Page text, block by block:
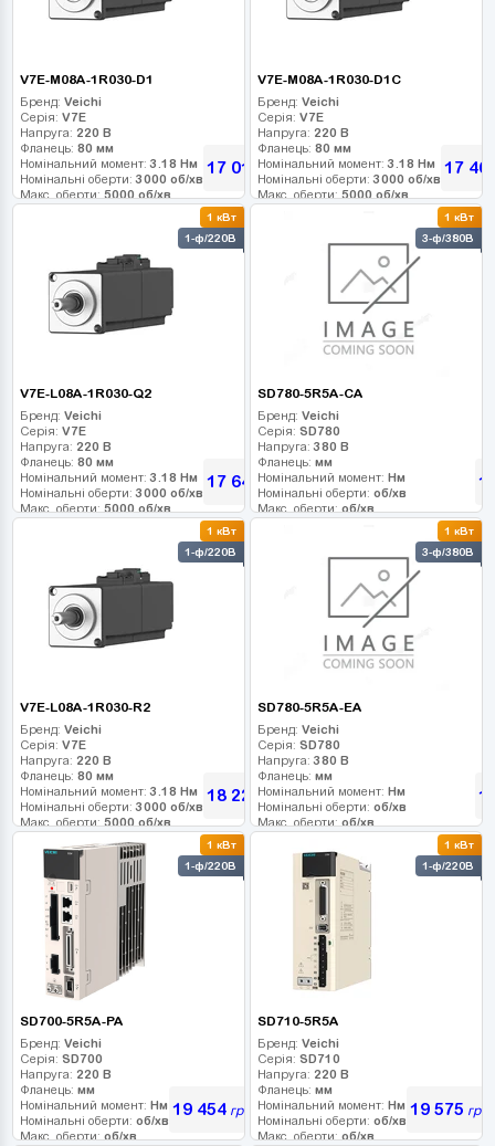
V7E-M08A-1R030-D1
Бренд: Veichi
Серія: V7E
Напруга: 220 В
Фланець: 80 мм
Номінальний момент:3.18 Нм
Номінальні оберти:3000 об/хв
Макс. оберти: 5000 об/хв
23-bit абс. оптичний
17 010 грн
V7E-M08A-1R030-D1C
Бренд: Veichi
Серія: V7E
Напруга: 220 В
Фланець: 80 мм
Номінальний момент:3.18 Нм
Номінальні оберти:3000 об/хв
Макс. оберти: 5000 об/хв
23-bit абс. оптичний
17
1 кВт
1-ф/220В
V7E-L08A-1R030-Q2
Бренд: Veichi
Серія: V7E
Напруга: 220 В
Фланець: 80 мм
Номінальний момент:3.18 Нм
Номінальні оберти:3000 об/хв
Макс. оберти: 5000 об/хв
17 640 грн
1 кВт
3-ф/380В
SD780-5R5A-CA
Бренд: Veichi
Серія: SD780
Напруга:380 В
Фланець: мм
Номінальний момент: Нм
Номінальні оберти: об/хв
Макс. оберти: об/хв
1 кВт
1-ф/220В
V7E-L08A-1R030-R2
Бренд: Veichi
Серія: V7E
Напруга: 220 В
Фланець: 80 мм
Номінальний момент:3.18 Нм
Номінальні оберти:3000 об/хв
Макс. оберти: 5000 об/хв
Енкодер:17-bit
18 225 грн
1 кВт
3-ф/380В
SD780-5R5A-EA
Бренд: Veichi
Серія: SD780
Напруга:380 В
Фланець: мм
Номінальний момент: Нм
Номінальні оберти: об/хв
Макс. оберти: об/хв
Енкодер:
1 кВт
1-ф/220В
SD700-5R5A-PA
Бренд: Veichi
Серія: SD700
Напруга: 220 В
Фланець: мм
Номінальний момент: Нм
Номінальні оберти: об/хв
Макс. оберти: об/хв
19 454грн
1 кВт
1-ф/220В
SD710-5R5A
Бренд: Veichi
Серія: SD710
Напруга: 220 В
Фланець: мм
Номінальний момент: Нм
Номінальні оберти: об/хв
Макс. оберти: об/хв
19 575 грн